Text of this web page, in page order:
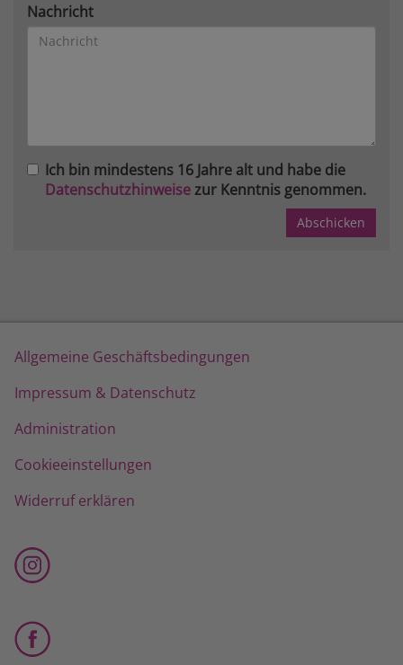
Nachricht
Ich bin mindestens 16 Jahre alt und habe die
Datenschutzhinweisezur Kenntnis genommen.
Allgemeine Geschäftsbedingungen
Impressum & Datenschutz
Administration
Cookieeinstellungen
Widerruf erklären